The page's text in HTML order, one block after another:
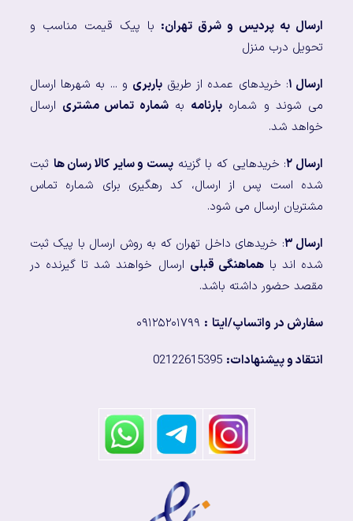
ارسال به پردیس و شرق تهران: با پیک قیمت مناسب و
تحویل درب منزل
ارسال ۱ : خریدهای عمده از طریقباربری و ... به شهرها ارسال
می شوند و شماره بارنامه بهشماره تماس مشتری ارسال
خواهد شد.
ارسال ۲ : خریدهایی که با گزینه پست و سایر کالا رسان ها ثبت
شده است پس از ارسال، کد رهگیری برای شماره تماس
مشتریان ارسال می شود.
ارسال ۳
: خریدهای داخل تهران که به روش ارسال با پیک ثبت
شده اند باهماهنگی قبلی ارسال خواهند شد تا گیرنده در
مقصد حضور داشته باشد.
سفارش در واتساپ/ایتا :
انتقاد و پیشنهادات: